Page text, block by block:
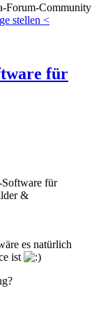
Forum-Community
stellen <
für
Software für
&
es natürlich
ist